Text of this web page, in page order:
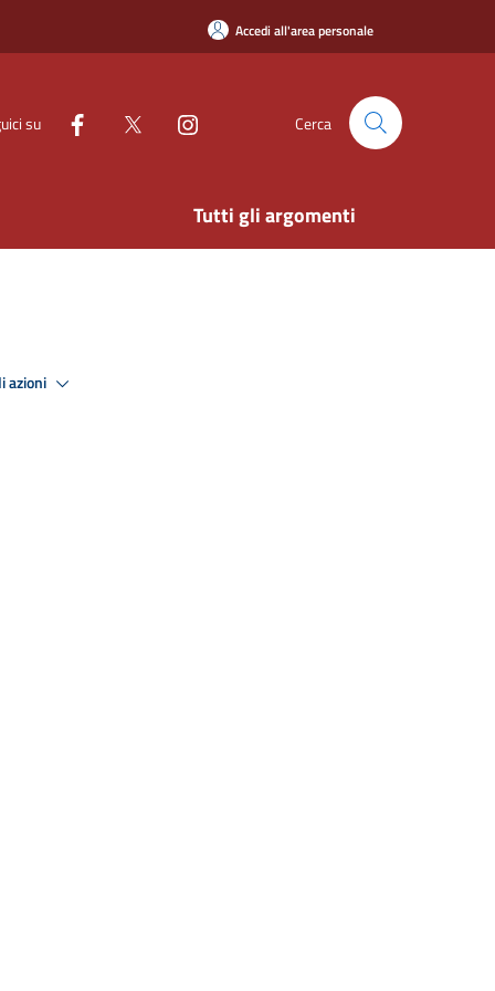
Accedi all'area personale
su Cerca
Tutti gli argomenti
azioni